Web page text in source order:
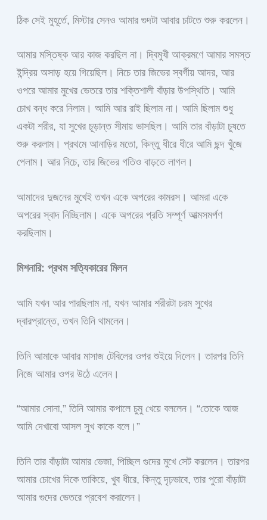
ঠিক সেই মুহূর্তে, মিস্টার সেনও আমার গুদটা আবার চাটতে শুরু করলেন।
আমার মস্তিষ্ক আর কাজ করছিল না। দ্বিমুখী আক্রমণে আমার সমস্ত
ইন্দ্রিয় অসাড় হয়ে গিয়েছিল। নিচে তার জিভের স্বর্গীয় আদর, আর
ওপরে আমার মুখের ভেতরে তার শক্তিশালী বাঁড়ার উপস্থিতি। আমি
চোখ বন্ধ করে নিলাম। আমি আর রাই ছিলাম না। আমি ছিলাম শুধু
একটা শরীর, যা সুখের চূড়ান্ত সীমায় ভাসছিল। আমি তার বাঁড়াটা চুষতে
শুরু করলাম। প্রথমে আনাড়ির মতো, কিন্তু ধীরে ধীরে আমি ছন্দ খুঁজে
পেলাম। আর নিচে, তার জিভের গতিও বাড়তে লাগল।
আমাদের দুজনের মুখেই তখন একে অপরের কামরস। আমরা একে
অপরের স্বাদ নিচ্ছিলাম। একে অপরের প্রতি সম্পূর্ণ আত্মসমর্পণ
করছিলাম।
মিশনারি: প্রথম সত্যিকারের মিলন
আমি যখন আর পারছিলাম না, যখন আমার শরীরটা চরম সুখের
দ্বারপ্রান্তে, তখন তিনি থামলেন।
তিনি আমাকে আবার মাসাজ টেবিলের ওপর শুইয়ে দিলেন। তারপর তিনি
নিজে আমার ওপর উঠে এলেন।
“আমার সোনা,” তিনি আমার কপালে চুমু খেয়ে বললেন। “তোকে আজ
আমি দেখাবো আসল সুখ কাকে বলে।”
তিনি তার বাঁড়াটা আমার ভেজা, পিচ্ছিল গুদের মুখে সেট করলেন। তারপর
আমার চোখের দিকে তাকিয়ে, খুব ধীরে, কিন্তু দৃঢ়ভাবে, তার পুরো বাঁড়াটা
আমার গুদের ভেতরে প্রবেশ করালেন।